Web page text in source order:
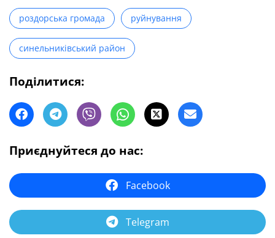
роздорська громада руйнування
синельниківський район
Поділитися:
Приєднуйтеся до нас:
Facebook
Telegram